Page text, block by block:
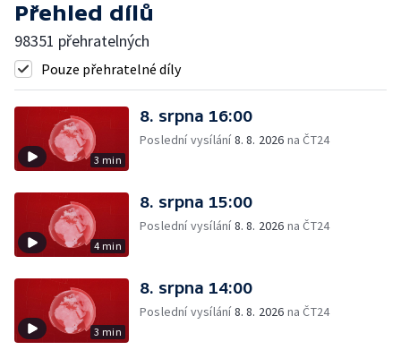
Přehled dílů
98351 přehratelných
Pouze přehratelné díly
3 min
8. srpna 16:00
Poslední vysílání8. 8. 2026 na ČT24
4 min
8. srpna 15:00
Poslední vysílání8. 8. 2026 na ČT24
3 min
8. srpna 14:00
Poslední vysílání8. 8. 2026 na ČT24